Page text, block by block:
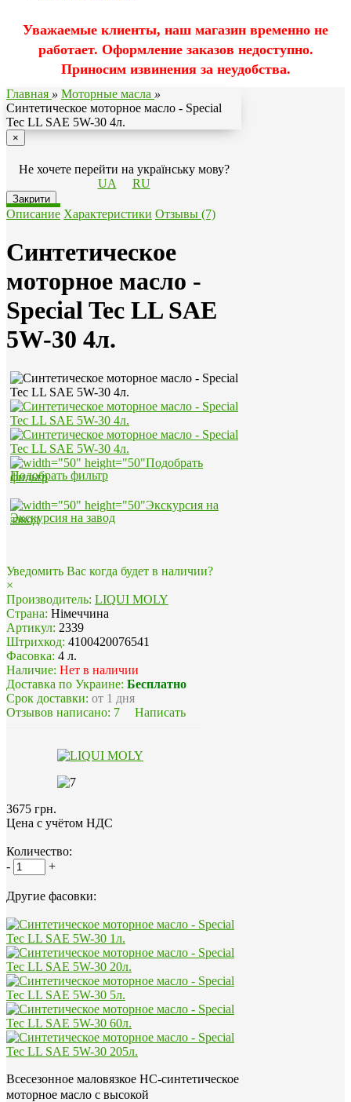
Уважаемые клиенты, наш магазин временно не
работает. Оформление заказов недоступно.
Приносим извинения за неудобства.
Главная » Моторные масла »
Синтетическое моторное масло - Special
Tec LL SAE 5W-30 4л.
×
Не хочете перейти на українську мову?
UA
RU
Закрити
Описание Характеристики Отзывы (7)
Синтетическое
моторное масло -
Special Tec LL SAE
5W-30 4л.
Подобрать фильтр
Экскурсия на завод
Уведомить Вас когда будет в наличии?
×
Производитель: LIQUI MOLY
Страна: Німеччина
Артикул: 2339
Штрихкод: 4100420076541
Фасовка: 4 л.
Наличие: Нет в наличии
Доставка по Украине: Бесплатно
Срок доставки: от 1 дня
Отзывов написано: 7 Написать
3675 грн.
Цена с учётом НДС
Количество:
-
+
Другие фасовки:
Всесезонное маловязкое HC-синтетическое
моторное масло с высокой